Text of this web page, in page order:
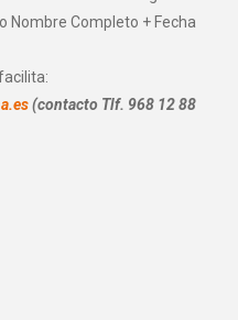
Nombre Completo + Fecha
(contacto Tlf. 968 12 88